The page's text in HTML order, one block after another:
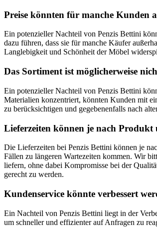
Preise könnten für manche Kunden
Ein potenzieller Nachteil von Penzis Bettini
dazu führen, dass sie für manche Käufer
Langlebigkeit und Schönheit der Möbel
Das Sortiment ist möglicherweise
Ein potenzieller Nachteil von Penzis Bettini
Materialien konzentriert, könnten Kunden mit
zu berücksichtigen und gegebenenfalls nach
Lieferzeiten können je nach
Die Lieferzeiten bei Penzis Bettini können je
Fällen zu längeren Wartezeiten kommen. Wir
liefern, ohne dabei Kompromisse bei der
gerecht zu werden.
Kundenservice könnte verbessert
Ein Nachteil von Penzis Bettini liegt in der
um schneller und effizienter auf Anfragen zu